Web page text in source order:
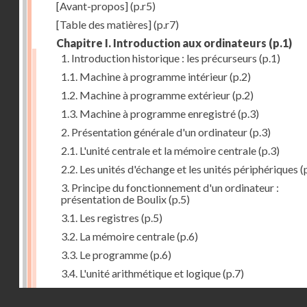
[Avant-propos](p.r5)
[Table des matières](p.r7)
Chapitre I. Introduction aux ordinateurs (p.1)
1. Introduction historique : les précurseurs (p.1)
1.1. Machine à programme intérieur(p.2)
1.2. Machine à programme extérieur(p.2)
1.3. Machine à programme enregistré(p.3)
2. Présentation générale d'un ordinateur(p.3)
2.1. L'unité centrale et la mémoire centrale(p.3)
2.2. Les unités d'échange et les unités périphériques
3. Principe du fonctionnement d'un ordinateur :
présentation de Boulix(p.5)
3.1. Les registres (p.5)
3.2. La mémoire centrale(p.6)
3.3. Le programme(p.6)
3.4. L'unité arithmétique et logique(p.7)
3.5. L'unité de contrôle(p.8)